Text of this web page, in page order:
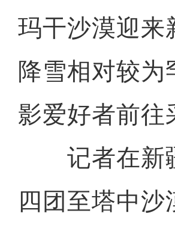
玛干沙漠迎来
降雪相对较
影爱好者前往
记者在新疆
四团至塔中新疆